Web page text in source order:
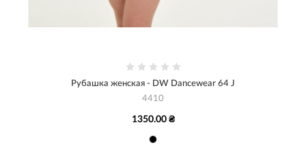
Рубашка женская - DW Dancewear 64 J
4410
1350.00 ₴